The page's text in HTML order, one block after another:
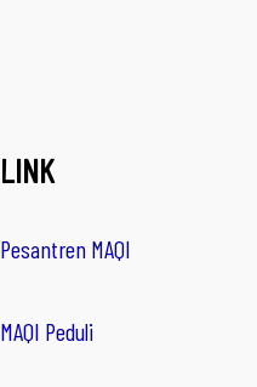
LINK
Pesantren MAQI
MAQI Peduli